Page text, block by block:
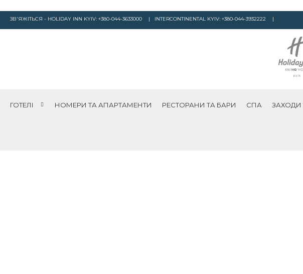
ЗВ'ЯЖІТЬСЯ - HOLIDAY INN KYIV: +380-044-3633000 | INTERCONTINENTAL KYIV: +380-044-3932222 |
ГОТЕЛІ НОМЕРИ ТА АПАРТАМЕНТИ РЕСТОРАНИ ТА БАРИ СПА ЗАХОДИ